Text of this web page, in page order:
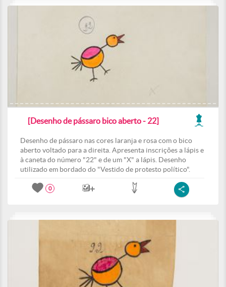
[Desenho de pássaro bico aberto - 22]
Desenho de pássaro nas cores laranja e rosa com o bico
aberto voltado para a direita. Apresenta inscrições a lápis e
à caneta do número "22" e de um "X" a lápis. Desenho
utilizado em bordado do "Vestido de protesto político".
0